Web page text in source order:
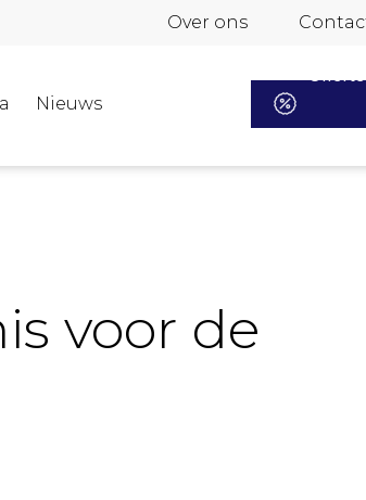
Over ons
Nieuws
Offerte
voor de